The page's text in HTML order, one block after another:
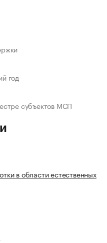
год
субъектов МСП
в области естественных